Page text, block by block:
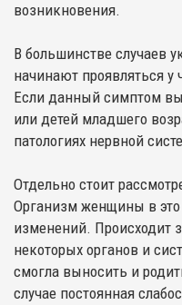
возникновения.
В большинстве случаев
начинают проявляться у
Если данный симптом
или детей младшего
патологиях нервной
Отдельно стоит
Организм женщины в
изменений. Происходит
некоторых органов и
смогла выносить и
случае постоянная